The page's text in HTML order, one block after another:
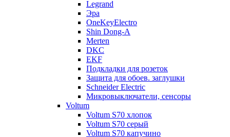
Legrand
Эра
OneKeyElectro
Shin Dong-A
Merten
DKC
EKF
Подкладки для розеток
Защита для обоев. заглушки
Schneider Electric
Микровыключатели, сенсоры
Voltum
Voltum S70 хлопок
Voltum S70 серый
Voltum S70 капучино